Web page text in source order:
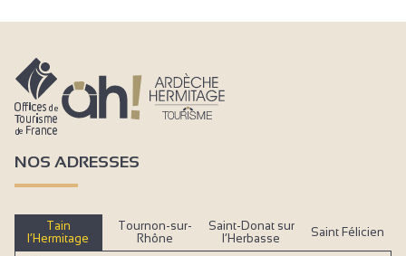
NOS ADRESSES
Tain
l’Hermitage
Tournon-sur-
Rhône
Saint-Donat sur
l’Herbasse
Saint Félicien